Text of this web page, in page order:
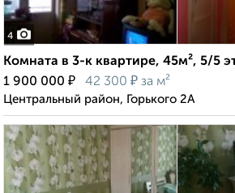
4
Комната в 3-к квартире, 45м², 5/5
1 900 000 ₽ 42 300 ₽ за м²
Центральный район, Горького 2А